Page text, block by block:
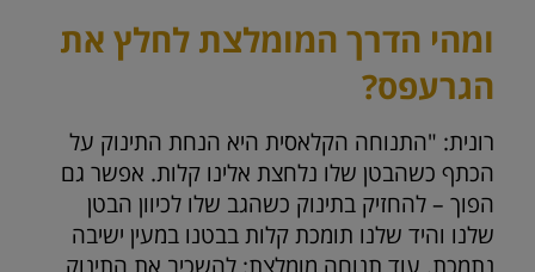
ומהי הדרך המומלצת לחלץ את
הגרעפס?
רונית: "התנוחה הקלאסית היא הנחת התינוק על
הכתף כשהבטן שלו נלחצת אלינו קלות. אפשר גם
הפוך – להחזיק בתינוק כשהגב שלו לכיוון הבטן
שלנו והיד שלנו תומכת קלות בבטנו במעין ישיבה